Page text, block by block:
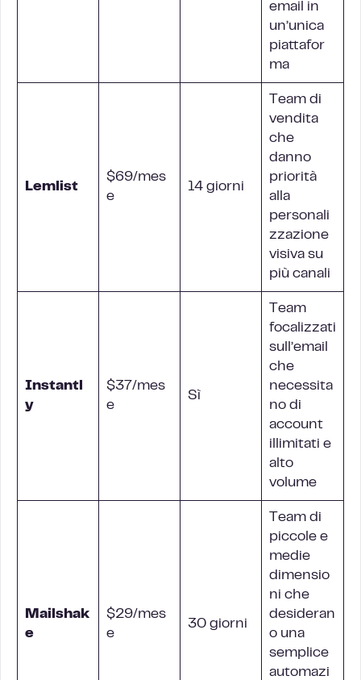
email in
un’unica
piattafor
ma
Lemlist
$69/mes
e
14 giorni
Team di
vendita
che
danno
priorità
alla
personali
zzazione
visiva su
più canali
Instantl
y
$37/mes
e
Sì
Team
focalizzati
sull’email
che
necessita
no di
account
illimitati e
alto
volume
Mailshak
e
$29/mes
e
30 giorni
Team di
piccole e
medie
dimensio
ni che
desideran
o una
semplice
automazi